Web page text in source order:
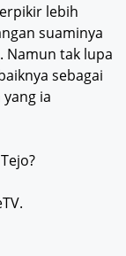
lebih
suaminya
Namun tak lupa
sebagai
ia